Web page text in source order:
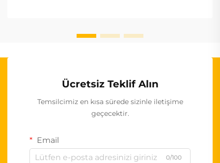
Ücretsiz Teklif Alın
Temsilcimiz en kısa sürede sizinle iletişime
geçecektir.
Email
0/100